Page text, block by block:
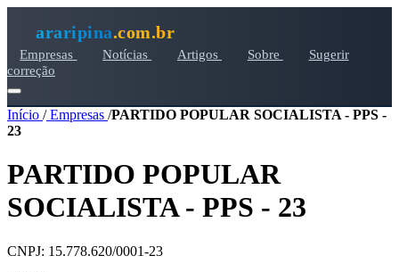
araripina.com.br
Empresas Notícias Artigos Sobre
Sugerir
correção
Início /Empresas /PARTIDO POPULAR SOCIALISTA - PPS -
23
PARTIDO POPULAR
SOCIALISTA - PPS - 23
CNPJ: 15.778.620/0001-23